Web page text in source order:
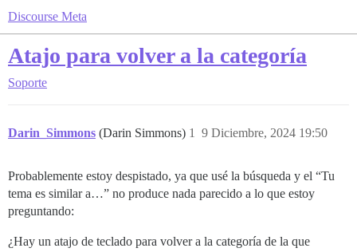
Discourse Meta
Atajo para volver a la categoría
Soporte
Darin_Simmons (Darin Simmons) 9 Diciembre, 2024 19:50
1
Probablemente estoy despistado, ya que usé la búsqueda y el “Tu
tema es similar a…” no produce nada parecido a lo que estoy
preguntando:
¿Hay un atajo de teclado para volver a la categoría de la que